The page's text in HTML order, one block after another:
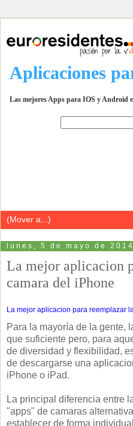
Aplicaciones
Las mejores Apps para IOS y Android
lunes, 5 de mayo de 2014
La mejor aplicacion
camara del iPhone
La mejor aplicacion para reemplazar
Para la mayoría de la gente,
que suficiente pero, para
de diversidad y flexibilidad,
de descargarse una
iPhone o iPad.
La principal diferencia entre
"apps" de camaras
establecer de forma